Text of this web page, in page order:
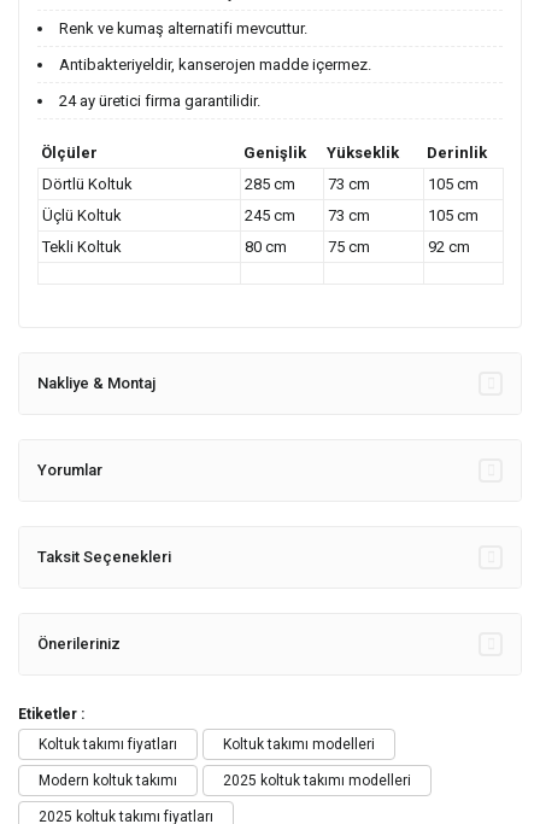
Renk ve kumaş alternatifi mevcuttur.
Antibakteriyeldir, kanserojen madde içermez.
24 ay üretici firma garantilidir.
Ölçüler Genişlik Yükseklik
Derinlik
Dörtlü Koltuk
285 cm 73 cm
105 cm
Üçlü Koltuk
245 cm 73 cm
105 cm
Tekli Koltuk
80 cm 75 cm 92 cm
Nakliye & Montaj
Yorumlar
Taksit Seçenekleri
Önerileriniz
Etiketler :
Koltuk takımı fiyatları
Koltuk takımı modelleri
Modern koltuk takımı 2025 koltuk takımı modelleri
2025 koltuk takımı fiyatları